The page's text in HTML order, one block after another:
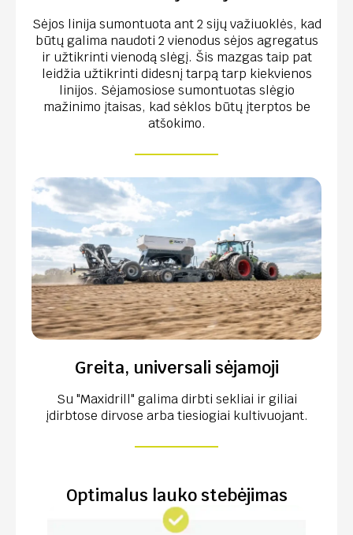
Sėjos linija sumontuota ant 2 sijų važiuoklės, kad
būtų galima naudoti 2 vienodus sėjos agregatus
ir užtikrinti vienodą slėgį. Šis mazgas taip pat
leidžia užtikrinti didesnį tarpą tarp kiekvienos
linijos. Sėjamosiose sumontuotas slėgio
mažinimo įtaisas, kad sėklos būtų įterptos be
atšokimo.
Greita, universali sėjamoji
Su "Maxidrill" galima dirbti sekliai ir giliai
įdirbtose dirvose arba tiesiogiai kultivuojant.
Optimalus lauko stebėjimas